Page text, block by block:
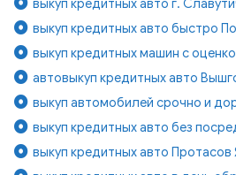
выкуп кредитных авто быстро
выкуп кредитных машин с
автовыкуп кредитных авто
выкуп автомобилей срочно и
выкуп кредитных авто без
выкуп кредитных авто Протасов